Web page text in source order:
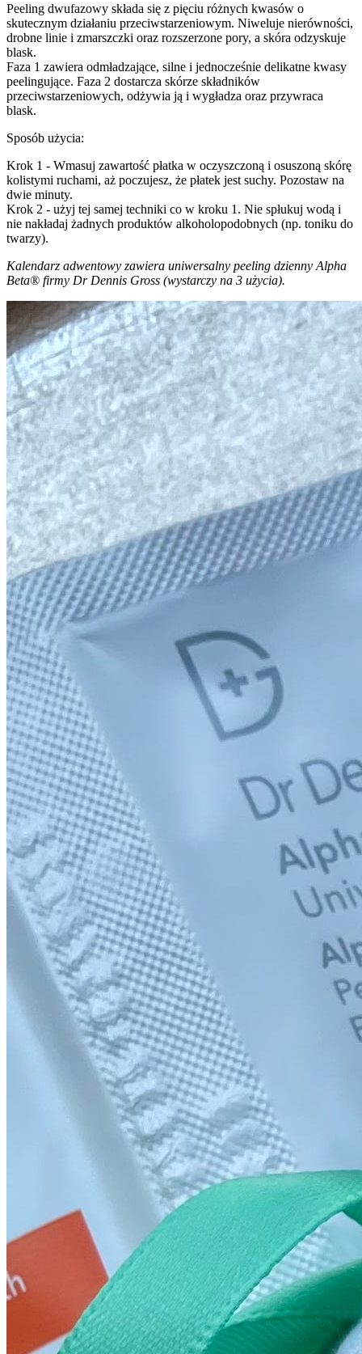
Peeling dwufazowy składa się z pięciu różnych kwasów o
skutecznym działaniu przeciwstarzeniowym. Niweluje nierówności,
drobne linie i zmarszczki oraz rozszerzone pory, a skóra odzyskuje
blask.
Faza 1 zawiera odmładzające, silne i jednocześnie delikatne kwasy
peelingujące. Faza 2 dostarcza skórze składników
przeciwstarzeniowych, odżywia ją i wygładza oraz przywraca
blask.
Sposób użycia:
Krok 1 - Wmasuj zawartość płatka w oczyszczoną i osuszoną skórę
kolistymi ruchami, aż poczujesz, że płatek jest suchy. Pozostaw na
dwie minuty.
Krok 2 - użyj tej samej techniki co w kroku 1. Nie spłukuj wodą i
nie nakładaj żadnych produktów alkoholopodobnych (np. toniku do
twarzy).
Kalendarz adwentowy zawiera uniwersalny peeling dzienny Alpha
Beta® firmy Dr Dennis Gross (wystarczy na 3 użycia).